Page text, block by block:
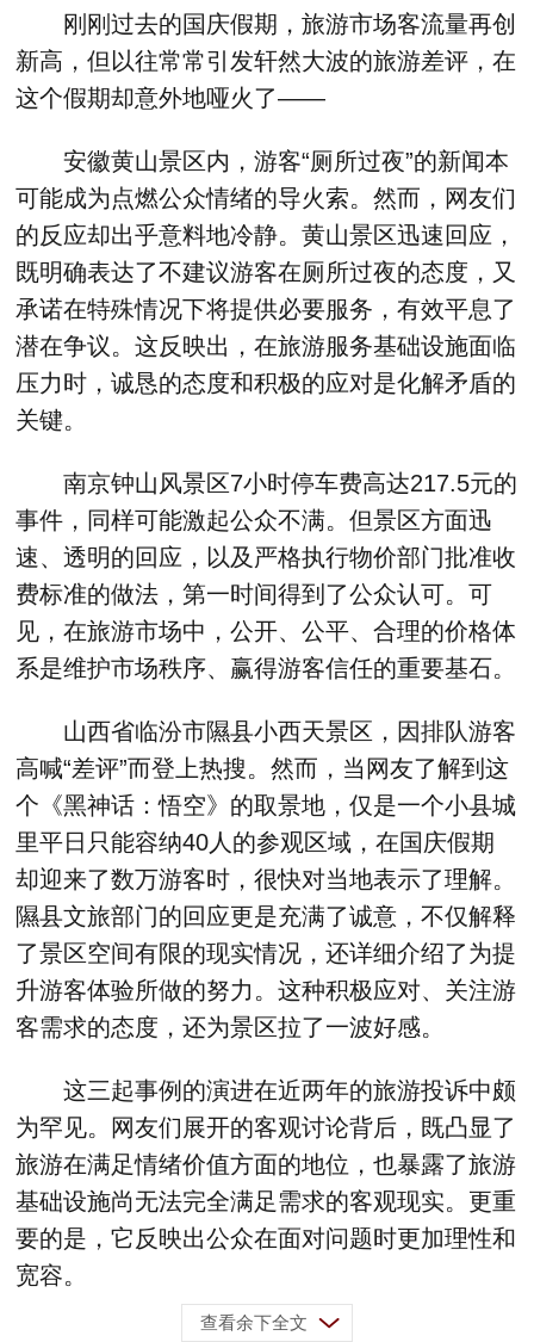
刚刚过去的国庆假期，旅游市场客流量再创
新高，但以往常常引发轩然大波的旅游差评，在
这个假期却意外地哑火了——
安徽黄山景区内，游客“厕所过夜”的新闻本
可能成为点燃公众情绪的导火索。然而，网友们
的反应却出乎意料地冷静。黄山景区迅速回应，
既明确表达了不建议游客在厕所过夜的态度，又
承诺在特殊情况下将提供必要服务，有效平息了
潜在争议。这反映出，在旅游服务基础设施面临
压力时，诚恳的态度和积极的应对是化解矛盾的
关键。
南京钟山风景区7小时停车费高达217.5元的
事件，同样可能激起公众不满。但景区方面迅
速、透明的回应，以及严格执行物价部门批准收
费标准的做法，第一时间得到了公众认可。可
见，在旅游市场中，公开、公平、合理的价格体
系是维护市场秩序、赢得游客信任的重要基石。
山西省临汾市隰县小西天景区，因排队游客
高喊“差评”而登上热搜。然而，当网友了解到这
个《黑神话：悟空》的取景地，仅是一个小县城
里平日只能容纳40人的参观区域，在国庆假期
却迎来了数万游客时，很快对当地表示了理解。
隰县文旅部门的回应更是充满了诚意，不仅解释
了景区空间有限的现实情况，还详细介绍了为提
升游客体验所做的努力。这种积极应对、关注游
客需求的态度，还为景区拉了一波好感。
这三起事例的演进在近两年的旅游投诉中颇
为罕见。网友们展开的客观讨论背后，既凸显了
旅游在满足情绪价值方面的地位，也暴露了旅游
基础设施尚无法完全满足需求的客观现实。更重
要的是，它反映出公众在面对问题时更加理性和
宽容。
查看余下全文